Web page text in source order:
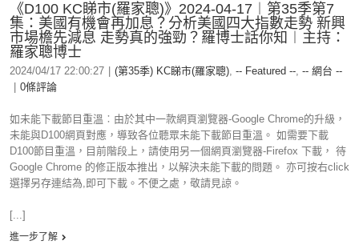
《D100 KC睇市(羅家聰)》2024-04-17︱第35季第7
集：美國有機會再加息？分析美國四大指數走勢 新興
市場檐先減息 走勢真的強勁？羅博士話你知︱主持：
羅家聰博士
2024/04/17 22:00:27 (第35季) KC睇市(羅家聰), -- Featured --, -- 網台 --
0條評論
如未能下載節目重溫︰由於其中一款網頁瀏覽器-Google Chrome的升級，
未能與D100網頁對應，導致各位聽眾未能下載節目重溫。 如需要下載
D100節目重溫，目前階段上，請使用另一個網頁瀏覽器-Firefox 下載， 待
Google Chrome 的修正版本推出，以解決未能下載的問題。 亦可按右click
選擇另存連結為,即可下載。不便之處，敬請見諒。
[...]
進一步了解